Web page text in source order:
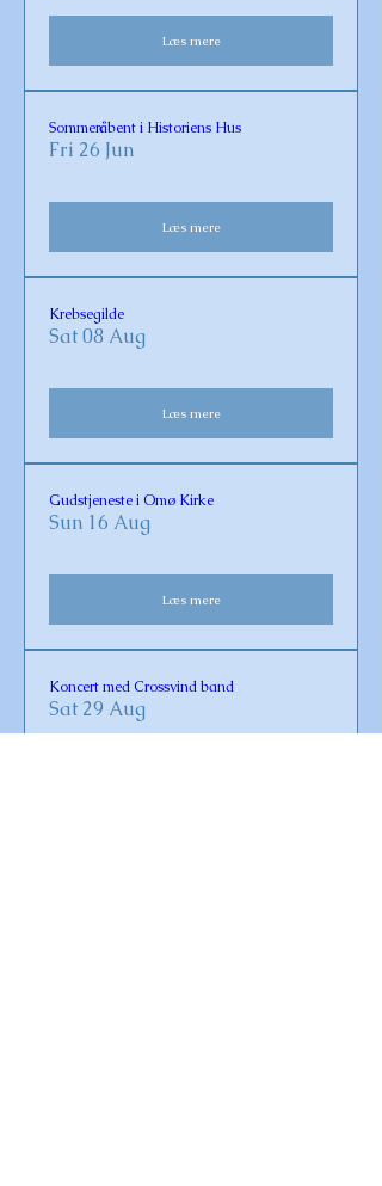
Læs mere
Sommeråbent i Historiens Hus
Fri 26 Jun
Læs mere
Krebsegilde
Sat 08 Aug
Læs mere
Gudstjeneste i Omø Kirke
Sun 16 Aug
Læs mere
Koncert med Crossvind band
Sat 29 Aug